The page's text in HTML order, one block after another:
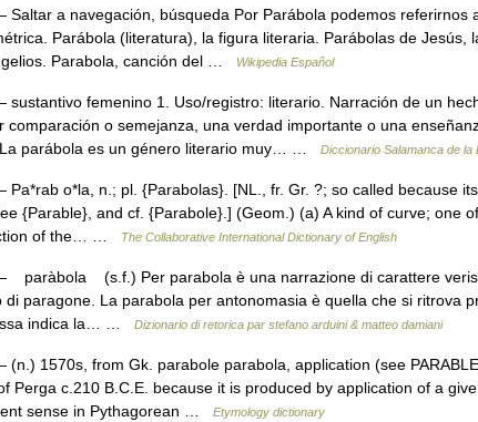
Saltar a navegación, búsqueda Por Parábola podemos referirnos
Parábola (literatura), la figura literaria. Parábolas de Jesús,
Parabola, canción del …
Wikipedia Español
sustantivo femenino 1. Uso/registro: literario. Narración de un
comparación o semejanza, una verdad importante o una
parábola es un género literario muy… …
Diccionario Salamanca de la
Pa*rab o*la, n.; pl. {Parabolas}. [NL., fr. Gr. ?; so called because
{Parable}, and cf. {Parabole}.] (Geom.) (a) A kind of curve; one
of the… …
The Collaborative International Dictionary of English
paràbola (s.f.) Per parabola è una narrazione di carattere
di paragone. La parabola per antono­masia è quella che si ritrova
indica la… …
Dizionario di retorica par stefano arduini & matteo damiani
(n.) 1570s, from Gk. parabole parabola, application (see
Perga c.210 B.C.E. because it is produced by application of a
sense in Pythagorean …
Etymology dictionary